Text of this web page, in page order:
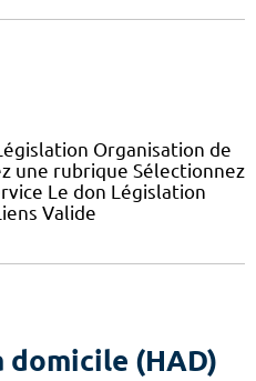
Organisation de
une rubrique Sélectionnez
Le don Législation
Valide
(HAD)